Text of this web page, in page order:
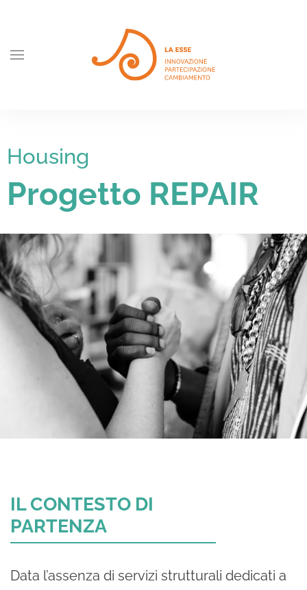
Skip to main content
Housing
Progetto REPAIR
IL CONTESTO DI
PARTENZA
Data l’assenza di servizi strutturali dedicati a